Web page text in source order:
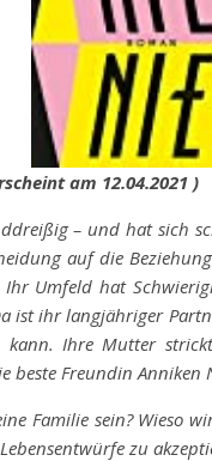
am 12.04.2021 )
– und hat sich
auf die
Umfeld hat
ist ihr langjähriger
kann. Ihre Mutter
beste Freundin Anniken
Familie sein? Wieso
zu